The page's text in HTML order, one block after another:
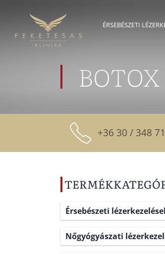
ÉRSEBÉSZETI
+36 30 / 348
Érsebészeti
Nőgyógyászati